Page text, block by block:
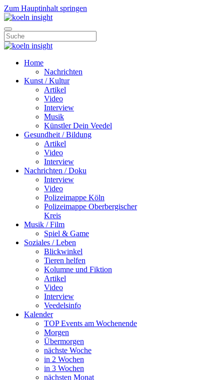
Zum Hauptinhalt springen
Home
Nachrichten
Kunst / Kultur
Artikel
Video
Interview
Musik
Künstler Dein Veedel
Gesundheit / Bildung
Artikel
Video
Interview
Nachrichten / Doku
Interview
Video
Polizeimappe Köln
Polizeimappe Oberbergischer
Kreis
Musik / Film
Spiel & Game
Soziales / Leben
Blickwinkel
Tieren helfen
Kolumne und Fiktion
Artikel
Video
Interview
Veedelsinfo
Kalender
TOP Events am Wochenende
Morgen
Übermorgen
nächste Woche
in 2 Wochen
in 3 Wochen
nächsten Monat